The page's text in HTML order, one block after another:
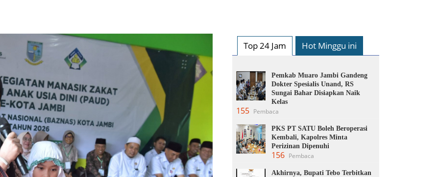
Top 24 Jam Hot Minggu ini
Pemkab Muaro Jambi Gandeng
Dokter Spesialis Unand, RS
Sungai Bahar Disiapkan Naik
Kelas
155 Pembaca
PKS PT SATU Boleh Beroperasi
Kembali, Kapolres Minta
Perizinan Dipenuhi
156 Pembaca
Akhirnya, Bupati Tebo Terbitkan